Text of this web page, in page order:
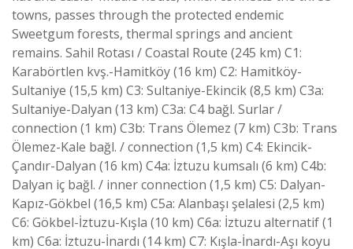
towns, passes through the protected endemic
Sweetgum forests, thermal springs and ancient
remains. Sahil Rotası / Coastal Route (245 km) C1:
Karabörtlen kvş.-Hamitköy (16 km) C2: Hamitköy-
Sultaniye (15,5 km) C3: Sultaniye-Ekincik (8,5 km) C3a:
Sultaniye-Dalyan (13 km) C3a: C4 bağl. Surlar /
connection (1 km) C3b: Trans Ölemez (7 km) C3b: Trans
Ölemez-Kale bağl. / connection (1,5 km) C4: Ekincik-
Çandır-Dalyan (16 km) C4a: İztuzu kumsalı (6 km) C4b:
Dalyan iç bağl. / inner connection (1,5 km) C5: Dalyan-
Kapız-Gökbel (16,5 km) C5a: Alanbaşı şelalesi (2,5 km)
C6: Gökbel-İztuzu-Kışla (10 km) C6a: İztuzu alternatif (1
km) C6a: İztuzu-İnardı (14 km) C7: Kışla-İnardı-Aşı koyu